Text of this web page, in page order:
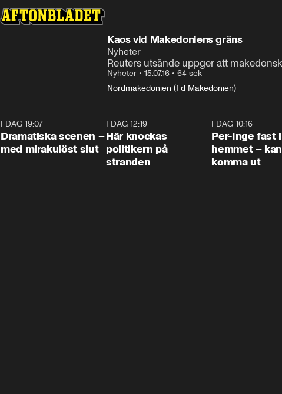
Kaos vid Makedoniens gräns
Nyheter
Reuters utsände uppger att
Nyheter • 15.07.16 • 64 sek
Nordmakedonien (f d Makedonien)
I DAG 19:07
Dramatiska scenen –
med mirakulöst slut
I DAG 12:19
Här knockas
politikern på
stranden
I DAG 10:16
Per-Inge fast i
hemmet –
komma ut